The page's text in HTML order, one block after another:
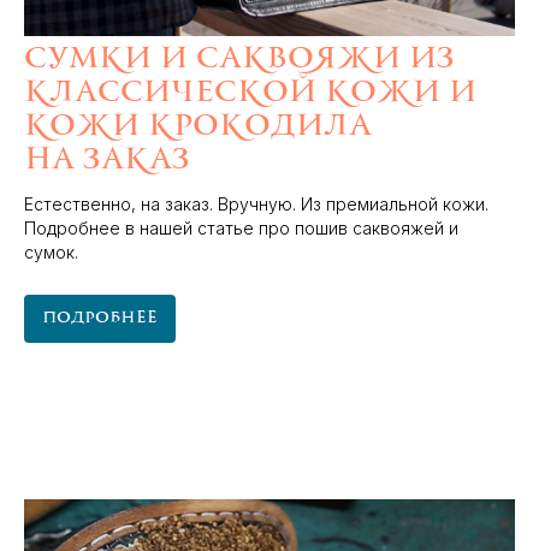
Сумки и саквояжи из
классической кожи и
кожи крокодила
на заказ
Естественно, на заказ. Вручную. Из премиальной кожи.
Подробнее в нашей статье про пошив саквояжей и
сумок.
Подробнее